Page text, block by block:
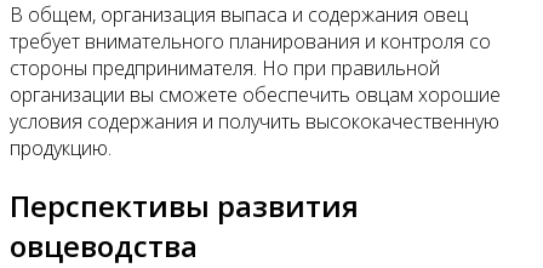
В общем, организация выпаса и содержания овец
требует внимательного планирования и контроля со
стороны предпринимателя. Но при правильной
организации вы сможете обеспечить овцам хорошие
условия содержания и получить высококачественную
продукцию.
Перспективы развития
овцеводства